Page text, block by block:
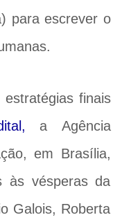
para escrever o
finais
a Agência
em Brasília,
às vésperas da
Galois, Roberta